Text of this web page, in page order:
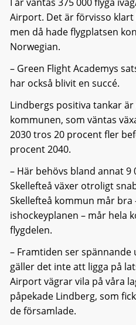
Airport. Det är förvisso klart
men då hade flygplatsen
Norwegian.
– Green Flight Academys
har också blivit en succé.
Lindbergs positiva tankar
kommunen, som väntas
2030 tros 20 procent fler
procent 2040.
– Här behövs bland annat 9
Skellefteå växer otroligt
Skellefteå kommun mår bra
ishockeyplanen – mår hela
flygdelen.
– Framtiden ser spännande
gäller det inte att ligga på
Airport vägrar vila på våra
påpekade Lindberg, som
de församlade.